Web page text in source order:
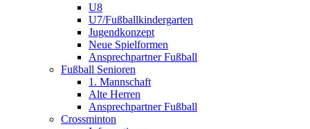
U8
U7/Fußballkindergarten
Jugendkonzept
Neue Spielformen
Ansprechpartner Fußball
Fußball Senioren
1. Mannschaft
Alte Herren
Ansprechpartner Fußball
Crossminton